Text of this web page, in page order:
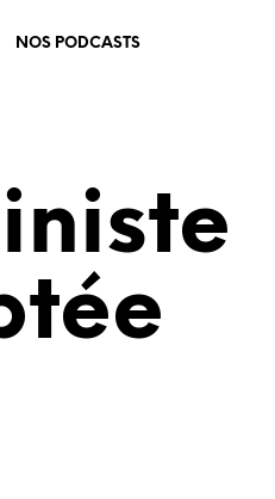
NOS PODCASTS